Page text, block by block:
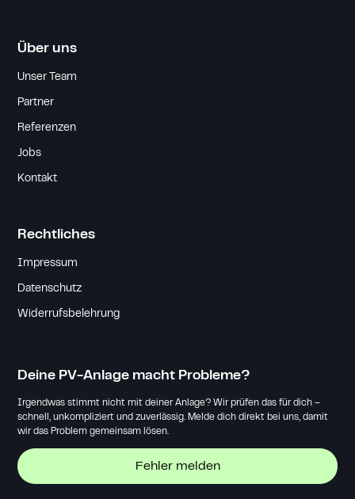
Über uns
Unser Team
Partner
Referenzen
Jobs
Kontakt
Rechtliches
Impressum
Datenschutz
Widerrufsbelehrung
Deine PV-Anlage macht Probleme?
Irgendwas stimmt nicht mit deiner Anlage? Wir prüfen das für dich –
schnell, unkompliziert und zuverlässig. Melde dich direkt bei uns, damit
wir das Problem gemeinsam lösen.
Fehler melden